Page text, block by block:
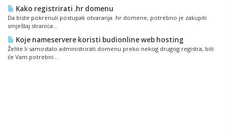
Kako registrirati .hr domenu
Da biste pokrenuli postupak otvaranja .hr domene, potrebno je zakupiti
smještaj stranica...
Koje nameservere koristi budionline web hosting
Želite li samostalo administrirati domenu preko nekog drugog registra, biti
će Vam potrebni...